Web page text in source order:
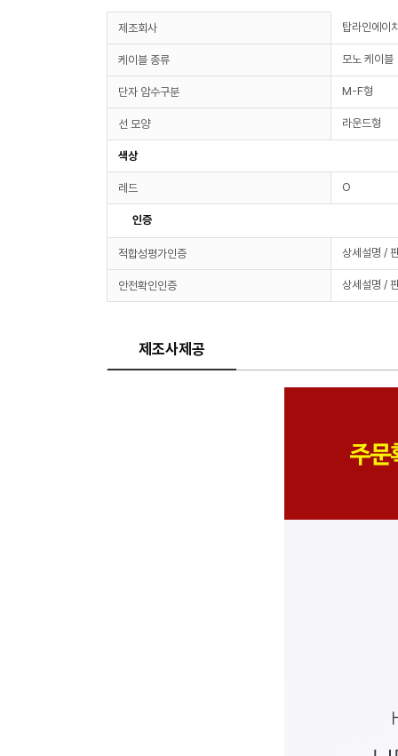
제조회사 탑라인에이
케이블 종류 모노 케이블
단자 암수구분 M-F형
선 모양 라운드형
색상
레드 O
인증
적합성평가인증 상세설명 /
안전확인인증 상세설명 /
제조사제공